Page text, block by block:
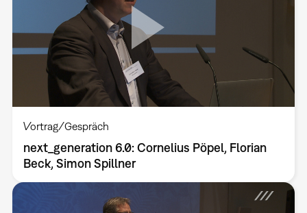
Vortrag/Gespräch
next_generation 6.0: Cornelius Pöpel, Florian
Beck, Simon Spillner